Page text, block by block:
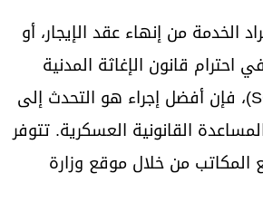
الخدمة من إنهاء عقد الإيجار، أو
احترام قانون الإغاثة المدنية
لأفراد الخدمة (SCRA)، فإن أفضل إجراء هو التحدث إلى
القانونية العسكرية. تتوفر
من خلال موقع وزارة